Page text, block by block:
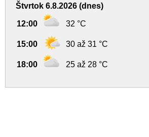
Štvrtok 6.8.2026 (dnes)
12:00 32 °C
15:00 30 až 31 °C
18:00 25 až 28 °C